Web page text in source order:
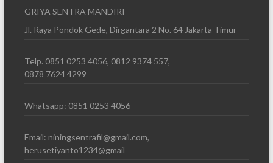
GRIYA SENTRA MANDIRI
Jl. Raya Pondok Gede, Dirgantara 2 No. 64 Jakarta Timur
Telp. 0851 0253 4056, 0812 9374 557,
0878 7624 4299
Whatsapp: 0851 0253 4056
Email: niningsentrafil@gmail.com,
herusetiyanto1234@gmail